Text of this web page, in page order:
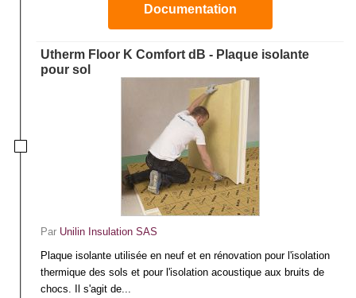
Documentation
Utherm Floor K Comfort dB - Plaque isolante
pour sol
Par Unilin Insulation SAS
Plaque isolante utilisée en neuf et en rénovation pour l'isolation
thermique des sols et pour l'isolation acoustique aux bruits de
chocs. Il s'agit de...